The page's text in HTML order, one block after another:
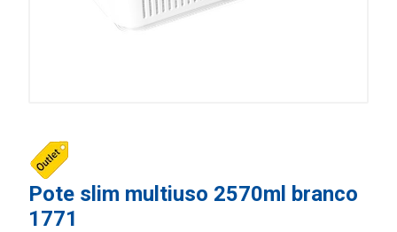
Pote slim multiuso 2570ml branco
1771